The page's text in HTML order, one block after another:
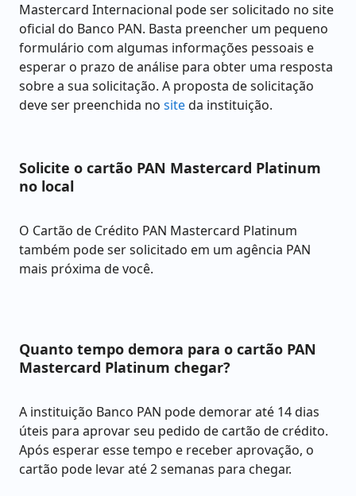
Mastercard Internacional pode ser solicitado no site
oficial do Banco PAN. Basta preencher um pequeno
formulário com algumas informações pessoais e
esperar o prazo de análise para obter uma resposta
sobre a sua solicitação. A proposta de solicitação
deve ser preenchida no siteda instituição.
Solicite o cartão PAN Mastercard Platinum
no local
O Cartão de Crédito PAN Mastercard Platinum
também pode ser solicitado em um agência PAN
mais próxima de você.
Quanto tempo demora para o cartão PAN
Mastercard Platinum chegar?
A instituição Banco PAN pode demorar até 14 dias
úteis para aprovar seu pedido de cartão de crédito.
Após esperar esse tempo e receber aprovação, o
cartão pode levar até 2 semanas para chegar.